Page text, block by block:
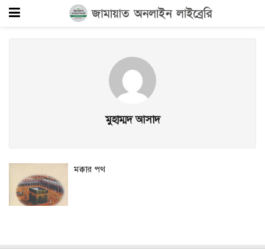
মুহাম্মদ আসাদ
মক্কার পথ